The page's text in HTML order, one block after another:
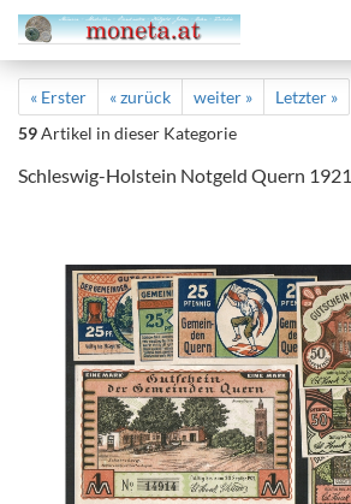
« Erster « zurück weiter »
Letzter »
59Artikel in dieser Kategorie
Schleswig-Holstein Notgeld Quern 1921